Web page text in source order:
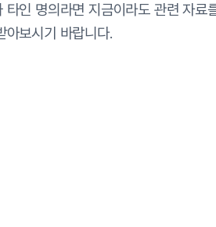
타인 명의라면 지금이라도 관련 자료
아보시기 바랍니다.